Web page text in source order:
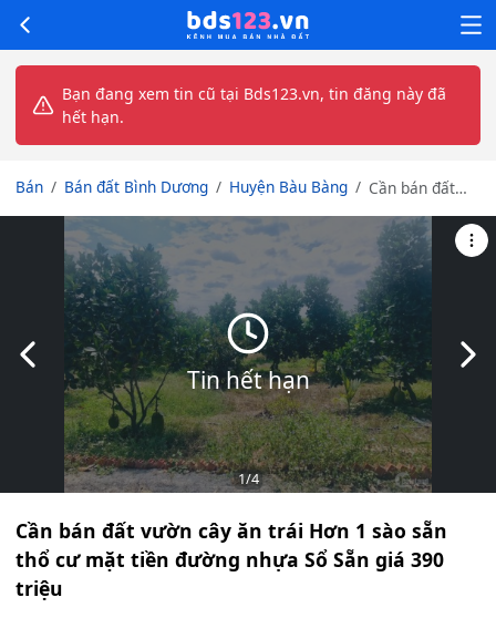
Bạn đang xem tin cũ tại Bds123.vn, tin đăng này đã
hết hạn.
Bán Bán đất Bình Dương Huyện Bàu Bàng
Cần bán đất
trái Hơn 1 sào
sẵn thổ cư mặt
tiền đường
nhựa Sổ Sẵn
giá 390 triệu
Tin hết hạn
Slide trước
1/4
Cần bán đất vườn cây ăn trái Hơn 1 sào sẵn
thổ cư mặt tiền đường nhựa Sổ Sẵn giá 390
triệu